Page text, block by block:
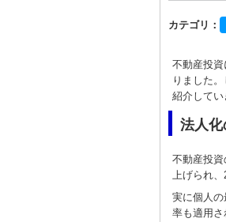
カテゴリ：
不動産投
りました
紹介してい
法人化
不動産投
上げられ、
実に個人
率も適用さ